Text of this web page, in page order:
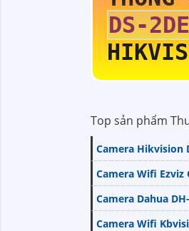
DS-
Top sản phẩm
Camera Hikvision
Camera Wifi Ezviz
Camera Dahua
Camera Wifi